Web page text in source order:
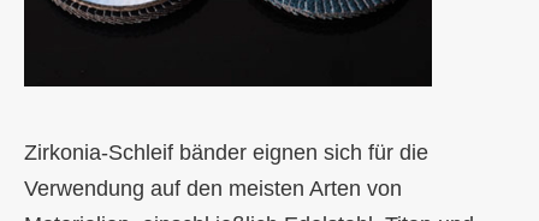
Zirkonia-Schleif bänder eignen sich für die
Verwendung auf den meisten Arten von